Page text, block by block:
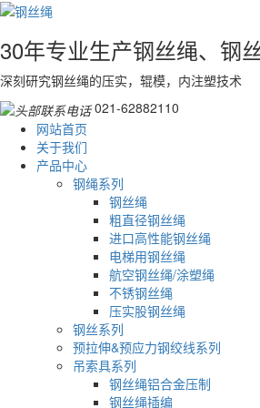
30年专业生产钢丝绳、钢
深刻研究钢丝绳的压实，辊模，内注塑技术
021-62882110
网站首页
关于我们
产品中心
钢绳系列
钢丝绳
粗直径钢丝绳
进口高性能钢丝绳
电梯用钢丝绳
航空钢丝绳/涂塑绳
不锈钢丝绳
压实股钢丝绳
钢丝系列
预拉伸&预应力钢绞线系列
吊索具系列
钢丝绳铝合金压制
钢丝绳插编